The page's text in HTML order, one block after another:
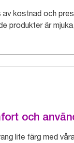
av kostnad och
produkter är
och
lite färg med